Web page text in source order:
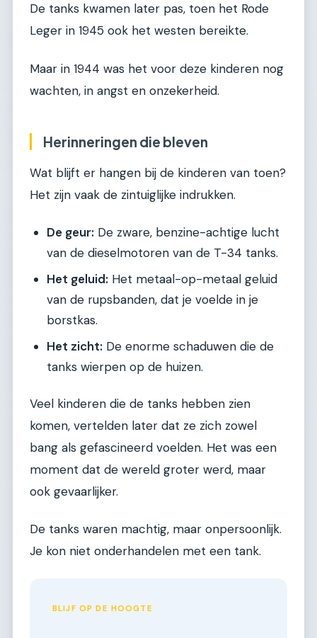
De tanks kwamen later pas, toen het Rode
Leger in 1945 ook het westen bereikte.
Maar in 1944 was het voor deze kinderen nog
wachten, in angst en onzekerheid.
Herinneringen die bleven
Wat blijft er hangen bij de kinderen van toen?
Het zijn vaak de zintuiglijke indrukken.
De geur: De zware, benzine-achtige lucht
van de dieselmotoren van de T-34 tanks.
Het geluid: Het metaal-op-metaal geluid
van de rupsbanden, dat je voelde in je
borstkas.
Het zicht: De enorme schaduwen die de
tanks wierpen op de huizen.
Veel kinderen die de tanks hebben zien
komen, vertelden later dat ze zich zowel
bang als gefascineerd voelden. Het was een
moment dat de wereld groter werd, maar
ook gevaarlijker.
De tanks waren machtig, maar onpersoonlijk.
Je kon niet onderhandelen met een tank.
BLIJF OP DE HOOGTE